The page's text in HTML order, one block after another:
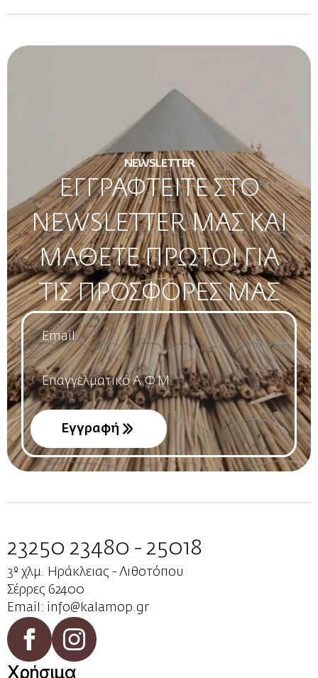
NEWSLETTER
ΕΓΓΡΑΦΤΕΙΤΕ ΣΤΟ
NEWSLETTER ΜΑΣ ΚΑΙ
ΜΑΘΕΤΕ ΠΡΩΤΟΙ ΓΙΑ
ΤΙΣ ΠΡΟΣΦΟΡΕΣ ΜΑΣ
Email
*
Name
*
Εγγραφή
23250 23480 - 25018
3º χλμ. Ηράκλειας - Λιθοτόπου
Σέρρες 62400
Email: info@kalamop.gr
Χρήσιμα